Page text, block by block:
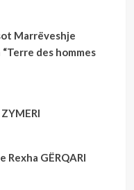
Marrëveshje
des hommes
Rexha GËRQARI